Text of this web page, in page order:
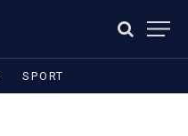
SPORT